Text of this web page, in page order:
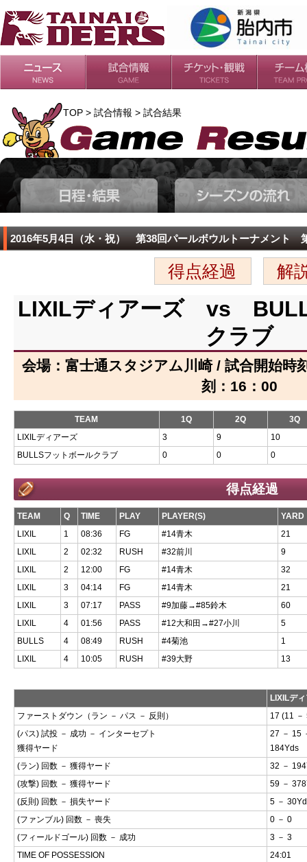
日程・結果
シーズンの流れ チケット
会場・アクセス
ルールガイド
TOP > 試合情報 > 試合結果
2016年5月4日（水・祝） 第38回パールボウルトーナメント
得点経過 解
LIXILディアーズ vs
クラブ
会場：富士通スタジアム川崎 / 試合開始時
刻：16：00
TEAM 1Q 2Q
3Q
LIXILディアーズ
3 9
10
BULLSフットボールクラブ
0 0 0
得点経過
TEAM Q TIME PLAY PLAYER(S)
YARD
LIXIL
1 08:36 FG #14青木
21
LIXIL
2 02:32 RUSH #32前川
9
LIXIL
2 12:00 FG #14青木
32
LIXIL
3 04:14 FG #14青木
21
LIXIL
3 07:17 PASS #9加藤→#85鈴木
60
LIXIL
4 01:56 PASS #12大和田→#27小川
5
BULLS
4 08:49 RUSH #4菊池
1
LIXIL
4 10:05 RUSH #39大野 13
LIXILデ
ファーストダウン（ラン － パス － 反則）
17 (11 －
(パス) 試投 － 成功 － インターセプト
獲得ヤード
27 － 15
184Yds
(ラン) 回数 － 獲得ヤード
32 －
(攻撃) 回数 － 獲得ヤード
59 －
(反則) 回数 － 損失ヤード
5 －
(ファンブル) 回数 － 喪失
0 － 0
(フィールドゴール) 回数 － 成功
3 － 3
TIME OF POSSESSION
24:01